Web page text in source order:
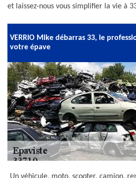
et laissez-nous vous simplifier la vie à
VERRIO Mike débarras 33, le
votre épave